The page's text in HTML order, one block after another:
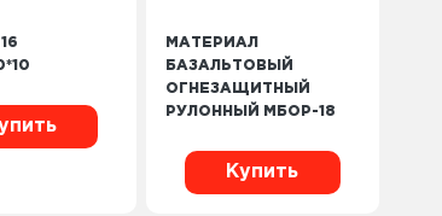
МАТЕРИАЛ
БАЗАЛЬТОВЫЙ
ОГНЕЗАЩИТНЫЙ
РУЛОННЫЙ МБОР-18
Купить